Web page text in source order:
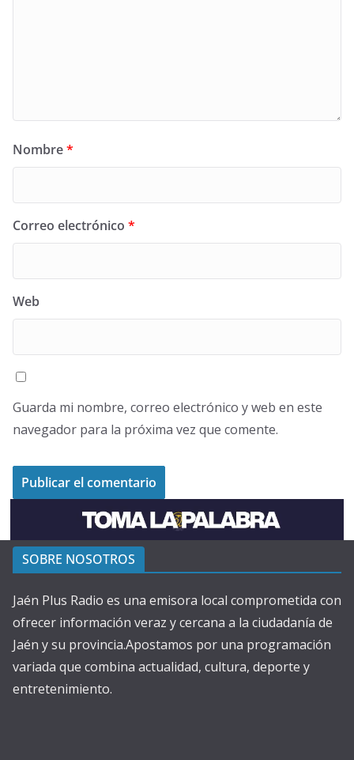
Nombre*
Correo electrónico *
Web
Guarda mi nombre, correo electrónico y web en este
navegador para la próxima vez que comente.
SOBRE NOSOTROS
Jaén Plus Radio es una emisora local comprometida con
ofrecer información veraz y cercana a la ciudadanía de
Jaén y su provincia.Apostamos por una programación
variada que combina actualidad, cultura, deporte y
entretenimiento.